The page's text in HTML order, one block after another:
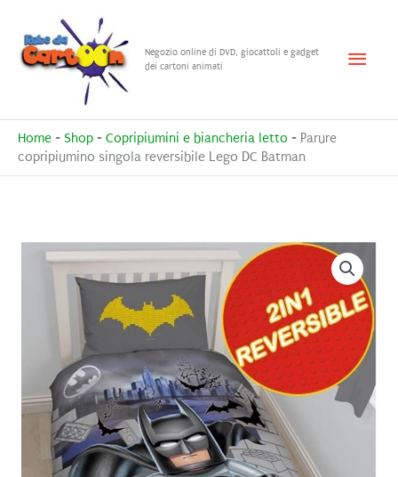
contenuto
Negozio online di DVD, giocattoli e gadget
dei cartoni animati
Menu
Home - Shop - Copripiumini e biancheria letto - Parure
copripiumino singola reversibile Lego DC Batman